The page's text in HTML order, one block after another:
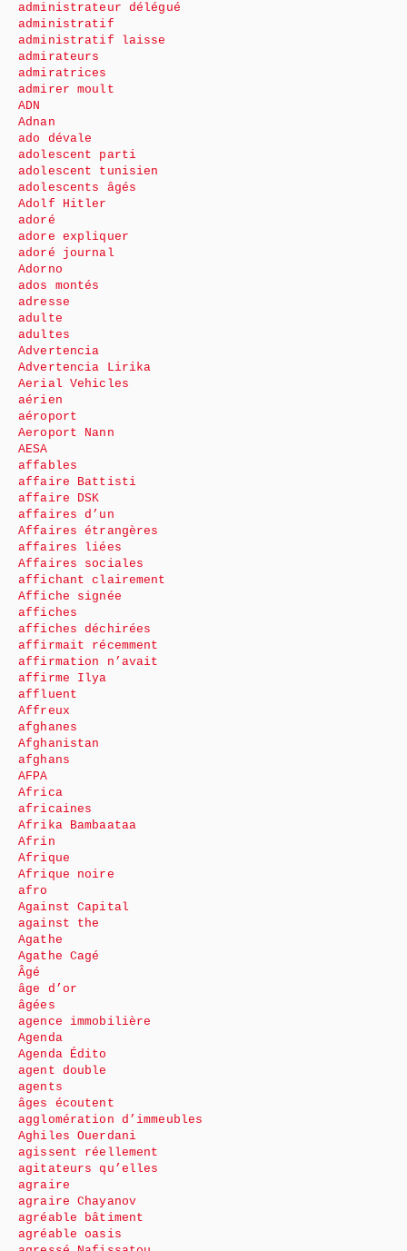
administrateur délégué
administratif
administratif laisse
admirateurs
admiratrices
admirer moult
ADN
Adnan
ado dévale
adolescent parti
adolescent tunisien
adolescents âgés
Adolf Hitler
adoré
adore expliquer
adoré journal
Adorno
ados montés
adresse
adulte
adultes
Advertencia
Advertencia Lirika
Aerial Vehicles
aérien
aéroport
Aeroport Nann
AESA
affables
affaire Battisti
affaire DSK
affaires d’un
Affaires étrangères
affaires liées
Affaires sociales
affichant clairement
Affiche signée
affiches
affiches déchirées
affirmait récemment
affirmation n’avait
affirme Ilya
affluent
Affreux
afghanes
Afghanistan
afghans
AFPA
Africa
africaines
Afrika Bambaataa
Afrin
Afrique
Afrique noire
afro
Against Capital
against the
Agathe
Agathe Cagé
Âgé
âge d’or
âgées
agence immobilière
Agenda
Agenda Édito
agent double
agents
âges écoutent
agglomération d’immeubles
Aghiles Ouerdani
agissent réellement
agitateurs qu’elles
agraire
agraire Chayanov
agréable bâtiment
agréable oasis